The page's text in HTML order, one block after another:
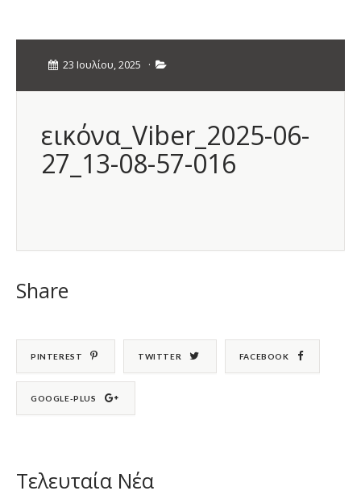
23 Ιουλίου, 2025 ·
εικόνα_Viber_2025-06-
27_13-08-57-016
Share
PINTEREST TWITTER FACEBOOK
GOOGLE-PLUS
Τελευταία Νέα